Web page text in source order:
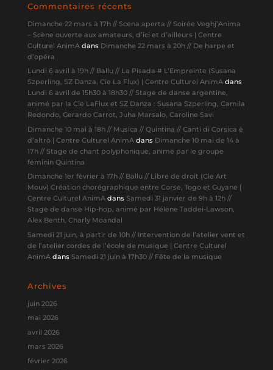
Commentaires récents
Dimanche 22 mars à 17h // Scena aperta // Soirée Veghj’Anima
– Scène ouverte aux amateurs, d’ici et d’ailleurs | Centre
Culturel AnimAdans Dimanche 22 mars à 20h // De harpe et
d’opéra
Lundi 6 avril à 19h // Ballu // La Pisada # L’Empreinte (Susana
Szperling, SZ Danza, Cie La Flux) | Centre Culturel AnimAdans
Lundi 6 avril de 15h30 à 18h30 // Stage de danse argentine,
animé par la Cie LaFlux et SZ Danza : Susana Szperling, Camila
Redondo, Gerardo Carrot, Juha Marsalo, Caroline Savi
Dimanche 10 mai à 18h // Musica // Quintina // Canti di Corsica è
d’altrò | Centre Culturel AnimAdans Dimanche 10 mai de 14 à
17h // Stage de chant polyphonique, animé par le groupe
féminin Quintina
Dimanche 1er février à 17h // Ballu // Libre de droit (Cie Art
Mouv) Création chorégraphique entre Corse, Togo et Guyane |
Centre Culturel AnimAdans Samedi 31 janvier de 9h à 12h //
Stage de danse Hip-hop, animé par Hélène Taddei-Lawson,
Alex Benth, Charly Moandal
Samedi 21 juin, à partir de 10h // Intervention de l’atelier vent et
de l’atelier cordes de l’école de musique | Centre Culturel
AnimAdans Samedi 21 juin à 17h30 // Fête de la musique
Archives
juin 2026
mai 2026
avril 2026
mars 2026
février 2026